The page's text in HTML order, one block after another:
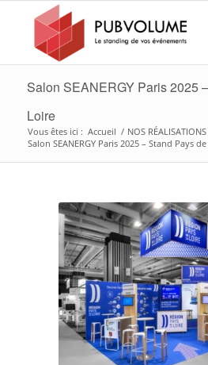
Salon SEANERGY Paris 2025
Loire
Vous êtes ici : Accueil / NOS RÉALISATIONS
Salon SEANERGY Paris 2025 – Stand Pays